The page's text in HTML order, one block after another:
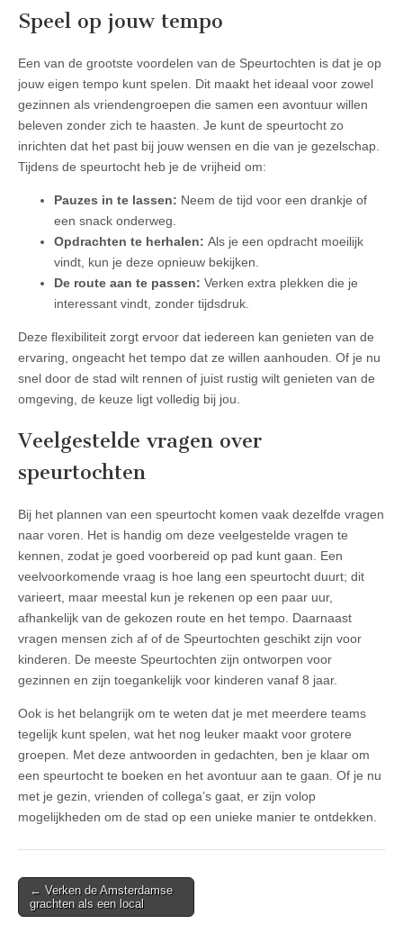
Speel op jouw tempo
Een van de grootste voordelen van de Speurtochten is dat je op
jouw eigen tempo kunt spelen. Dit maakt het ideaal voor zowel
gezinnen als vriendengroepen die samen een avontuur willen
beleven zonder zich te haasten. Je kunt de speurtocht zo
inrichten dat het past bij jouw wensen en die van je gezelschap.
Tijdens de speurtocht heb je de vrijheid om:
Pauzes in te lassen: Neem de tijd voor een drankje of
een snack onderweg.
Opdrachten te herhalen: Als je een opdracht moeilijk
vindt, kun je deze opnieuw bekijken.
De route aan te passen: Verken extra plekken die je
interessant vindt, zonder tijdsdruk.
Deze flexibiliteit zorgt ervoor dat iedereen kan genieten van de
ervaring, ongeacht het tempo dat ze willen aanhouden. Of je nu
snel door de stad wilt rennen of juist rustig wilt genieten van de
omgeving, de keuze ligt volledig bij jou.
Veelgestelde vragen over
speurtochten
Bij het plannen van een speurtocht komen vaak dezelfde vragen
naar voren. Het is handig om deze veelgestelde vragen te
kennen, zodat je goed voorbereid op pad kunt gaan. Een
veelvoorkomende vraag is hoe lang een speurtocht duurt; dit
varieert, maar meestal kun je rekenen op een paar uur,
afhankelijk van de gekozen route en het tempo. Daarnaast
vragen mensen zich af of de Speurtochten geschikt zijn voor
kinderen. De meeste Speurtochten zijn ontworpen voor
gezinnen en zijn toegankelijk voor kinderen vanaf 8 jaar.
Ook is het belangrijk om te weten dat je met meerdere teams
tegelijk kunt spelen, wat het nog leuker maakt voor grotere
groepen. Met deze antwoorden in gedachten, ben je klaar om
een speurtocht te boeken en het avontuur aan te gaan. Of je nu
met je gezin, vrienden of collega’s gaat, er zijn volop
mogelijkheden om de stad op een unieke manier te ontdekken.
Post
navigation
← Verken de Amsterdamse
grachten als een local